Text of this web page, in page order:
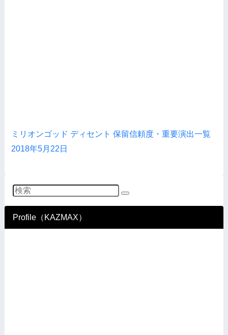
ミリオンゴッド ディセント 保留信頼度・重要演出一覧
2018年5月22日
Profile（KAZMAX）